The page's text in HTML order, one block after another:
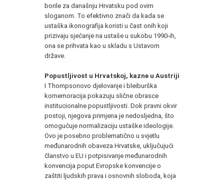
borile za današnju Hrvatsku pod ovim
sloganom. To efektivno znači da kada se
ustaška ikonografija koristi u čast onih koji
prizivaju sjećanje na ustaše u sukobu 1990-ih,
ona se prihvata kao u skladu s Ustavom
države.
Popustljivost u Hrvatskoj, kazne u Austriji
I Thompsonovo djelovanje i bleiburška
komemoracija pokazuju slične obrasce
institucionalne popustljivosti. Dok pravni okvir
postoji, njegova primjena je nedosljedna, što
omogućuje normalizaciju ustaške ideologije.
Ovo je posebno problematično u svjetlu
međunarodnih obaveza Hrvatske, uključujući
članstvo u EU i potpisivanje međunarodnih
konvencija poput Evropske konvencije o
zaštiti ljudskih prava i osnovnih sloboda, koja